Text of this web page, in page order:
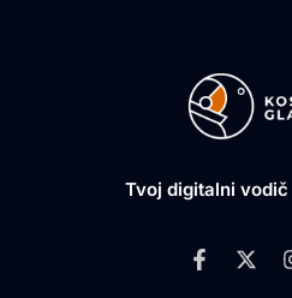
Tvoj digitalni